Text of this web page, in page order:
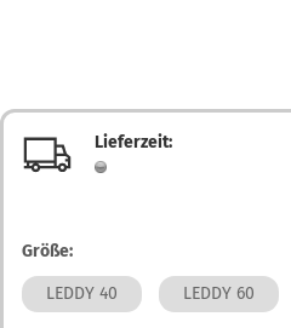
Lieferzeit:
Größe:
LEDDY 40 LEDDY 60